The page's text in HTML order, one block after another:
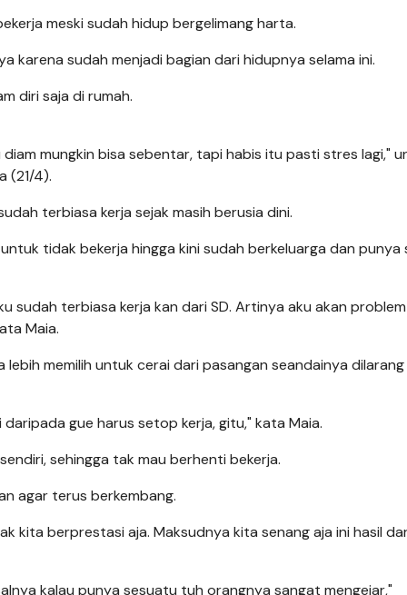
meski sudah hidup bergelimang harta.
karena sudah menjadi bagian dari hidupnya selama ini.
diri saja di rumah.
mungkin bisa sebentar, tapi habis itu pasti stres lagi,"
(21/4).
terbiasa kerja sejak masih berusia dini.
tidak bekerja hingga kini sudah berkeluarga dan punya
sudah terbiasa kerja kan dari SD. Artinya aku akan
Maia.
memilih untuk cerai dari pasangan seandainya dilarang
gue harus setop kerja, gitu," kata Maia.
sehingga tak mau berhenti bekerja.
agar terus berkembang.
kita berprestasi aja. Maksudnya kita senang aja ini hasil
kalau punya sesuatu tuh orangnya sangat mengejar,"